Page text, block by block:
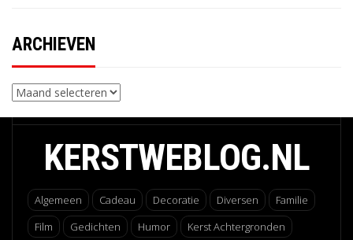
ARCHIEVEN
Archieven
KERSTWEBLOG.NL
Algemeen Cadeau Decoratie Diversen
Familie
Film
Gedichten Humor
Kerst Achtergronden